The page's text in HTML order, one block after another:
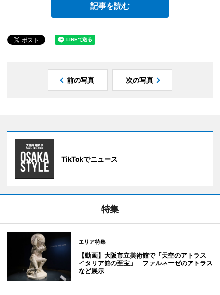
記事を読む
前の写真 次の写真
TikTokでニュース
特集
エリア特集
【動画】大阪市立美術館で「天空のアトラス
イタリア館の至宝」 ファルネーゼのアトラス
など展示